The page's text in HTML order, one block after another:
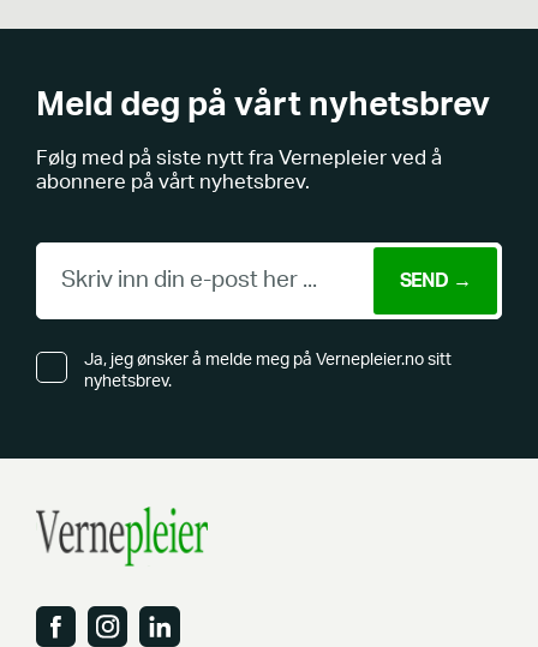
Meld deg på vårt nyhetsbrev
Følg med på siste nytt fra Vernepleier ved å
abonnere på vårt nyhetsbrev.
Ja, jeg ønsker å melde meg på Vernepleier.no sitt
nyhetsbrev.